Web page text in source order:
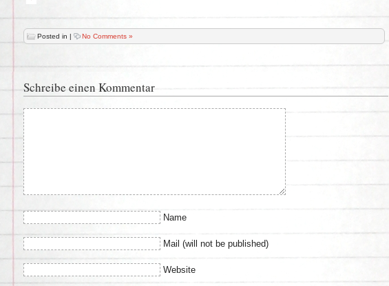
Posted in No Comments »
Schreibe einen Kommentar
Name
Mail (will not be published)
Website